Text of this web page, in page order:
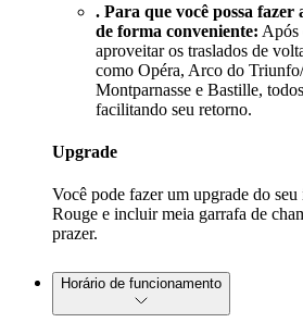
. Para que você possa
de forma conveniente: Após
aproveitar os traslados de
como Opéra, Arco do
Montparnasse e Bastille,
facilitando seu retorno.
Upgrade
Você pode fazer um upgrade do
Rouge e incluir meia garrafa de
prazer.
Horário de funcionamento